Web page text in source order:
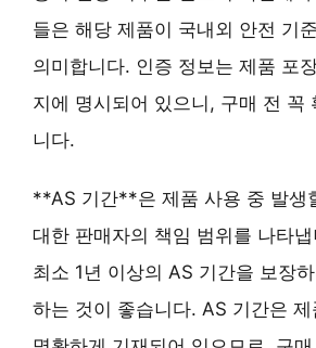
들은 해당 제품이 국내외 안전 기
의미합니다. 인증 정보는 제품 포
지에 명시되어 있으니, 구매 전 꼭
니다.
**AS 기간**은 제품 사용 중 발생
대한 판매자의 책임 범위를 나타
최소 1년 이상의 AS 기간을 보장
하는 것이 좋습니다. AS 기간은